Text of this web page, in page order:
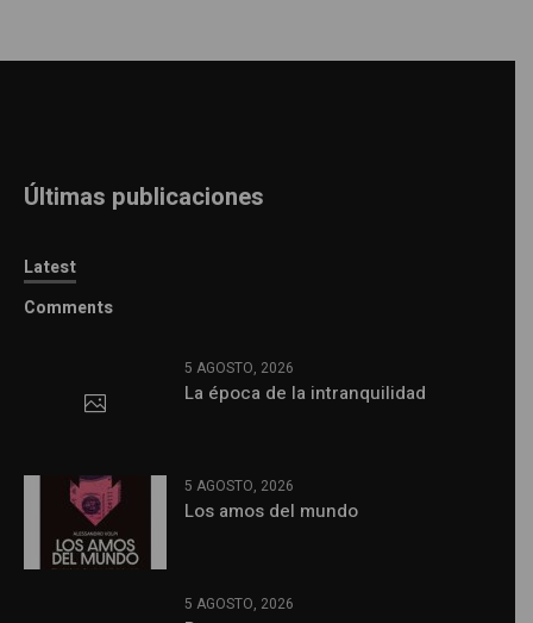
Últimas publicaciones
Latest
Comments
5 AGOSTO, 2026
La época de la intranquilidad
5 AGOSTO, 2026
Los amos del mundo
5 AGOSTO, 2026